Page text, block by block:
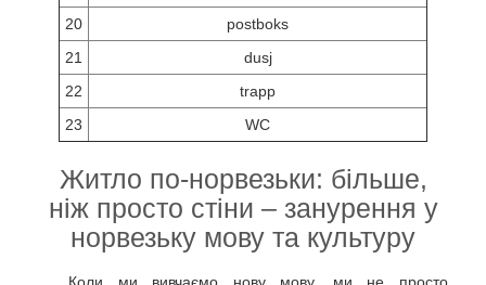
20
postboks
21
dusj
22
trapp
23
WC
Житло по-норвезьки: більше,
ніж просто стіни – занурення у
норвезьку мову та культуру
Коли ми вивчаємо нову мову, ми не просто